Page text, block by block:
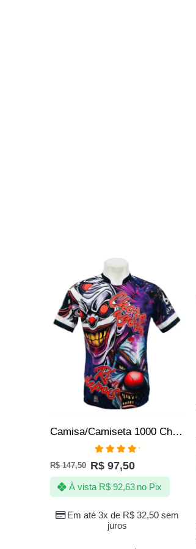
Camisa/Camiseta 1000 Chora Agora Ri Depois
Avaliação
5.00de 5
R$147,50 R$ 97,50
Em até 3x de R$ 32,50 sem
juros
À vista R$92,63 no Pix